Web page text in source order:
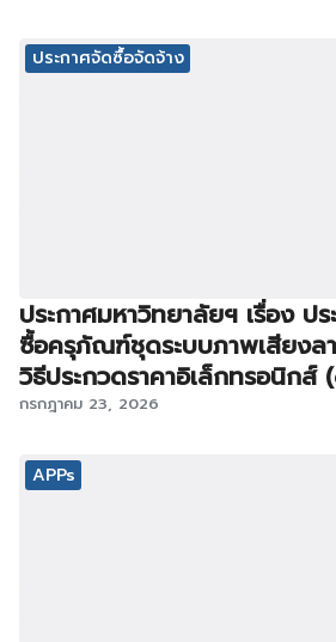
ประกาศจัดซื้อจัดจ้าง
ประกาศมหาวิทยาลัยฯ เรื่อง ปร
ซื้อครุภัณฑ์ชุดระบบภาพเสียง
วิธีประกวดราคาอิเล็กทรอนิก
กรกฎาคม 23, 2026
APPs